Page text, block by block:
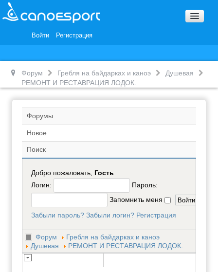
Войти Регистрация
Награды и Благодарности
Форум Гребля на байдарках и каноэ
Душевая
РЕМОНТ И РЕСТАВРАЦИЯ ЛОДОК.
Форумы
Новое
Поиск
Добро пожаловать, Гость
Логин:
Пароль:
Запомнить меня
Забыли пароль? Забыли логин? Регистрация
Форум
Гребля на байдарках и каноэ
Душевая
РЕМОНТ И РЕСТАВРАЦИЯ ЛОДОК.